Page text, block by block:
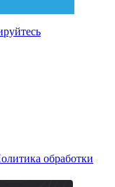
обработки